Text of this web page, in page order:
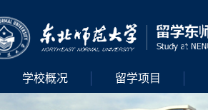
学校概况 留学项目